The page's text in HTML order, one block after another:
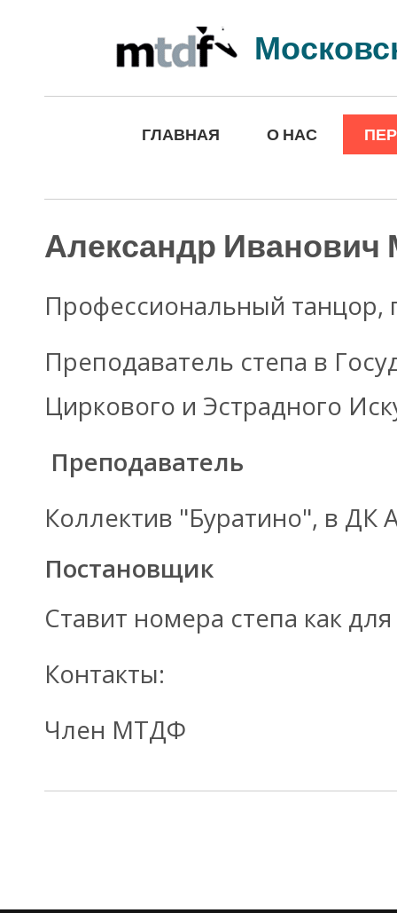
ГЛАВНАЯ О НАС
Александр Иванович
Профессиональный танцор,
Преподаватель степа в
Циркового и Эстрадного
Преподаватель
Коллектив "Буратино", в ДК
Постановщик
Ставит номера степа как
Контакты:
Член МТДФ